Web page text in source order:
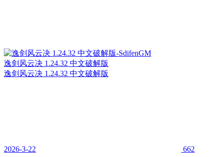
逸剑风云决 1.24.32 中文破解版
逸剑风云决 1.24.32 中文破解版
2026-3-22 662